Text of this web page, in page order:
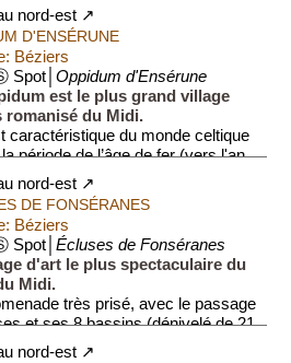
nord-est ↗
D'ENSÉRUNE
Béziers
Spot│Oppidum d'Ensérune
est le plus grand village
romanisé du Midi.
caractéristique du monde celtique
période de l’âge de fer (vers l'an
nord-est ↗
DE FONSÉRANES
Béziers
Spot│Écluses de Fonséranes
d'art le plus spectaculaire du
Midi.
très prisé, avec le passage
et ses 8 bassins (dénivelé de 21
nord-est ↗